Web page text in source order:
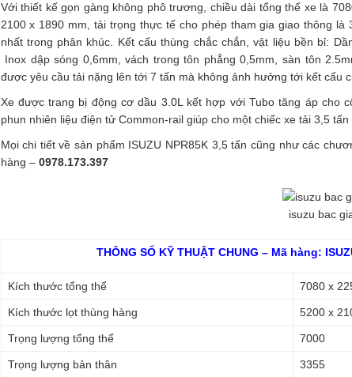
Với thiết kế gọn gàng không phô trương, chiều dài tổng thể xe là
2100 x 1890 mm, tải trọng thực tế cho phép tham gia giao thông
nhất trong phân khúc. Kết cấu thùng chắc chắn, vật liệu bền bỉ:
Inox dập sóng 0,6mm, vách trong tôn phẳng 0,5mm, sàn tôn
được yêu cầu tải nặng lên tới 7 tấn mà không ảnh hưởng tới kết cấu
Xe được trang bị động cơ dầu 3.0L kết hợp với Tubo tăng áp cho
phun nhiên liệu điện tử Common-rail giúp cho một chiếc xe tải 3,5 tấn
Mọi chi tiết về sản phẩm ISUZU NPR85K 3,5 tấn cũng như các
hàng – 0978.173.397
isuzu bac
THÔNG SỐ KỸ THUẬT CHUNG – Mã hàng:
Kích thước tổng thể 7080 x
Kích thước lọt thùng hàng 5200 x
Trọng lượng tổng thể 7000
Trọng lượng bản thân 3355